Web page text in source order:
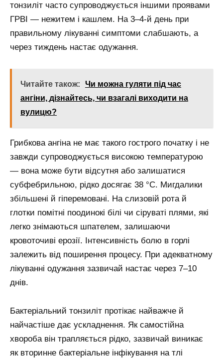
тонзиліт часто супроводжується іншими проявами
ГРВІ — нежитем і кашлем. На 3–4-й день при
правильному лікуванні симптоми слабшають, а
через тиждень настає одужання.
Читайте також:
Чи можна гуляти під час
ангіни, дізнайтесь, чи взагалі виходити на
вулицю?
Грибкова ангіна не має такого гострого початку і не
завжди супроводжується високою температурою
— вона може бути відсутня або залишатися
субфебрильною, рідко досягає 38 °С. Мигдалики
збільшені й гіперемовані. На слизовій рота й
глотки помітні поодинокі білі чи сіруваті плями, які
легко знімаються шпателем, залишаючи
кровоточиві ерозії. Інтенсивність болю в горлі
залежить від поширення процесу. При адекватному
лікуванні одужання зазвичай настає через 7–10
днів.
Бактеріальний тонзиліт протікає найважче й
найчастіше дає ускладнення. Як самостійна
хвороба він трапляється рідко, зазвичай виникає
як вторинне бактеріальне інфікування на тлі